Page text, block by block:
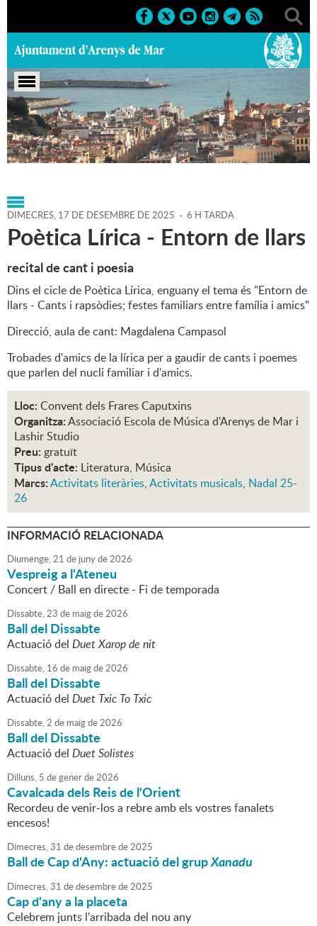
Portada > Agenda > 17-12-
2025 > Marcs > Culturals > 2025 > Nadal 25-26
DIMECRES, 17 DE DESEMBRE DE 2025 - 6 H TARDA
Poètica Lírica - Entorn de llars
recital de cant i poesia
Dins el cicle de Poètica Lírica, enguany el tema és "Entorn de
llars - Cants i rapsòdies; festes familiars entre família i amics"
Direcció, aula de cant: Magdalena Campasol
Trobades d'amics de la lírica per a gaudir de cants i poemes
que parlen del nucli familiar i d'amics.
Lloc: Convent dels Frares Caputxins
Organitza:Associació Escola de Música d'Arenys de Mar i
Lashir Studio
Preu: gratuït
Tipus d'acte: Literatura, Música
Marcs:Activitats literàries,Activitats musicals, Nadal 25-
26
INFORMACIÓ RELACIONADA
Diumenge,21 de junyde2026
Vespreig a l'Ateneu
Concert / Ball en directe - Fi de temporada
Dissabte,23 de maigde2026
Ball del Dissabte
Actuació del Duet Xarop de nit
Dissabte, 16 de maigde2026
Ball del Dissabte
Actuació del Duet Txic To Txic
Dissabte,2 de maigde2026
Ball del Dissabte
Actuació del Duet Solistes
Dilluns, 5 degenerde2026
Cavalcada dels Reis de l'Orient
Recordeu de venir-los a rebre amb els vostres fanalets
encesos!
Dimecres,31 dedesembrede2025
Ball de Cap d'Any: actuació del grupXanadu
Dimecres,31 dedesembrede2025
Cap d'any a la placeta
Celebrem junts l'arribada del nou any